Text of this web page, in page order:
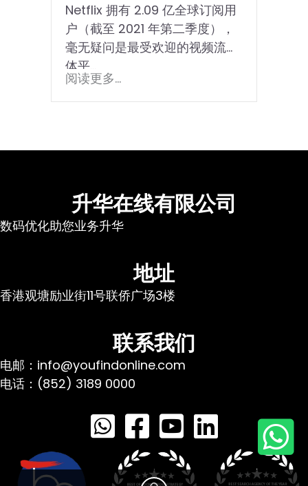
Netflix 拥有 2.09 亿全球订阅用
户（截至 2021 年第二季度），
毫无疑问是最受欢迎的视频流媒
体平...
阅读更多...
升华在线有限公司
数码优化助您业务升华
地址
香港观塘励业街11号联侨广场3楼
联系我们
电邮：info@youfindonline.com
电话：(852) 3189 0000